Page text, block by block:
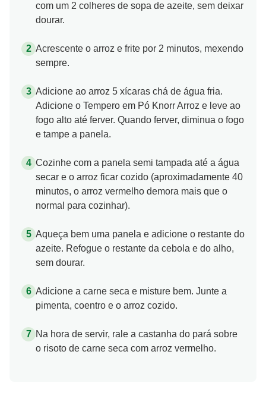
com um 2 colheres de sopa de azeite, sem deixar
dourar.
Acrescente o arroz e frite por 2 minutos, mexendo
sempre.
Adicione ao arroz 5 xícaras chá de água fria.
Adicione o Tempero em Pó Knorr Arroz e leve ao
fogo alto até ferver. Quando ferver, diminua o fogo
e tampe a panela.
Cozinhe com a panela semi tampada até a água
secar e o arroz ficar cozido (aproximadamente 40
minutos, o arroz vermelho demora mais que o
normal para cozinhar).
Aqueça bem uma panela e adicione o restante do
azeite. Refogue o restante da cebola e do alho,
sem dourar.
Adicione a carne seca e misture bem. Junte a
pimenta, coentro e o arroz cozido.
Na hora de servir, rale a castanha do pará sobre
o risoto de carne seca com arroz vermelho.